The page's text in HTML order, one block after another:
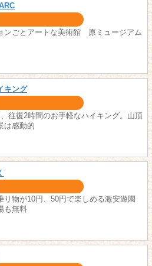
ンごとアートな美術館 原ミュージアム
キング
往復2時間のお手軽なハイキング。山頂
は感動的
り物が10円、50円で楽しめる激安遊園
も無料